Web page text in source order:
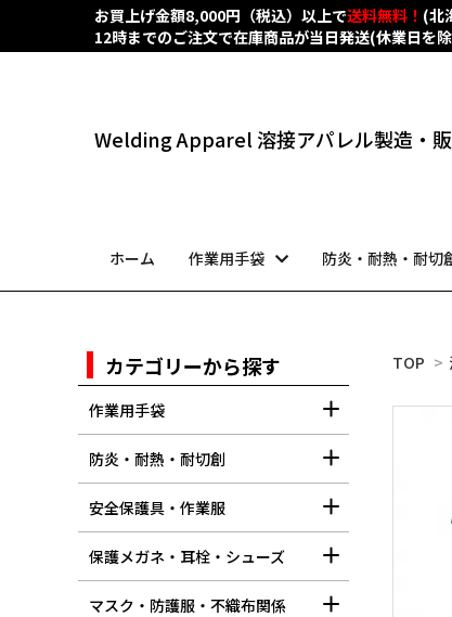
お買上げ金額8,000円（税込）以上で送料無料！ (北
12時までのご注文で在庫商品が当日発送(休業日を除
Welding Apparel 溶接アパレル製造・
ホーム 作業用手袋 防炎・耐熱・耐切
TOP >
カテゴリーから探す
作業用手袋
防炎・耐熱・耐切創
安全保護具・作業服
保護メガネ・耳栓・シューズ
マスク・防護服・不織布関係